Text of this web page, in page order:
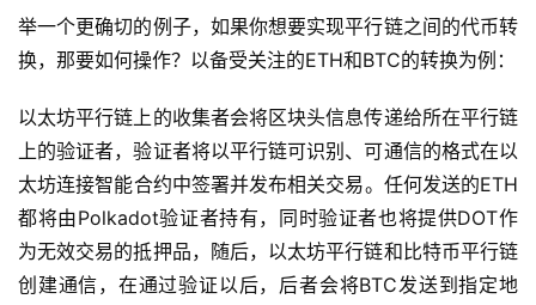
举一个更确切的例子，如果你想要实现平行链之间的代币转
换，那要如何操作？以备受关注的ETH和BTC的转换为例：
以太坊平行链上的收集者会将区块头信息传递给所在平行链
上的验证者，验证者将以平行链可识别、可通信的格式在以
太坊连接智能合约中签署并发布相关交易。任何发送的ETH
都将由Polkadot验证者持有，同时验证者也将提供DOT作
为无效交易的抵押品，随后，以太坊平行链和比特币平行链
创建通信，在通过验证以后，后者会将BTC发送到指定地